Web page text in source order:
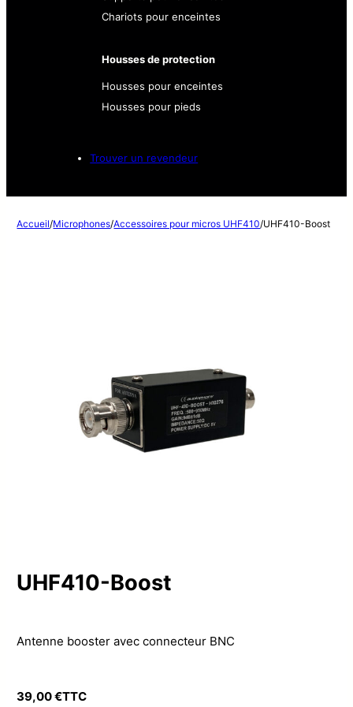
Chariots pour enceintes
Housses de protection
Housses pour enceintes
Housses pour pieds
Trouver un revendeur
Accueil/Microphones/Accessoires pour micros UHF410/UHF410-Boost
UHF410-Boost
Antenne booster avec connecteur BNC
39,00€TTC